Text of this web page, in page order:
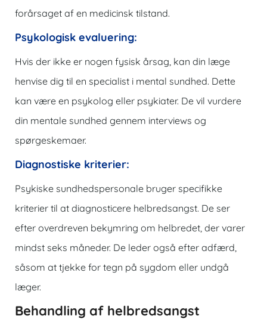
forårsaget af en medicinsk tilstand.
Psykologisk evaluering:
Hvis der ikke er nogen fysisk årsag, kan din læge
henvise dig til en specialist i mental sundhed. Dette
kan være en psykolog eller psykiater. De vil vurdere
din mentale sundhed gennem interviews og
spørgeskemaer.
Diagnostiske kriterier:
Psykiske sundhedspersonale bruger specifikke
kriterier til at diagnosticere helbredsangst. De ser
efter overdreven bekymring om helbredet, der varer
mindst seks måneder. De leder også efter adfærd,
såsom at tjekke for tegn på sygdom eller undgå
læger.
Behandling af helbredsangst